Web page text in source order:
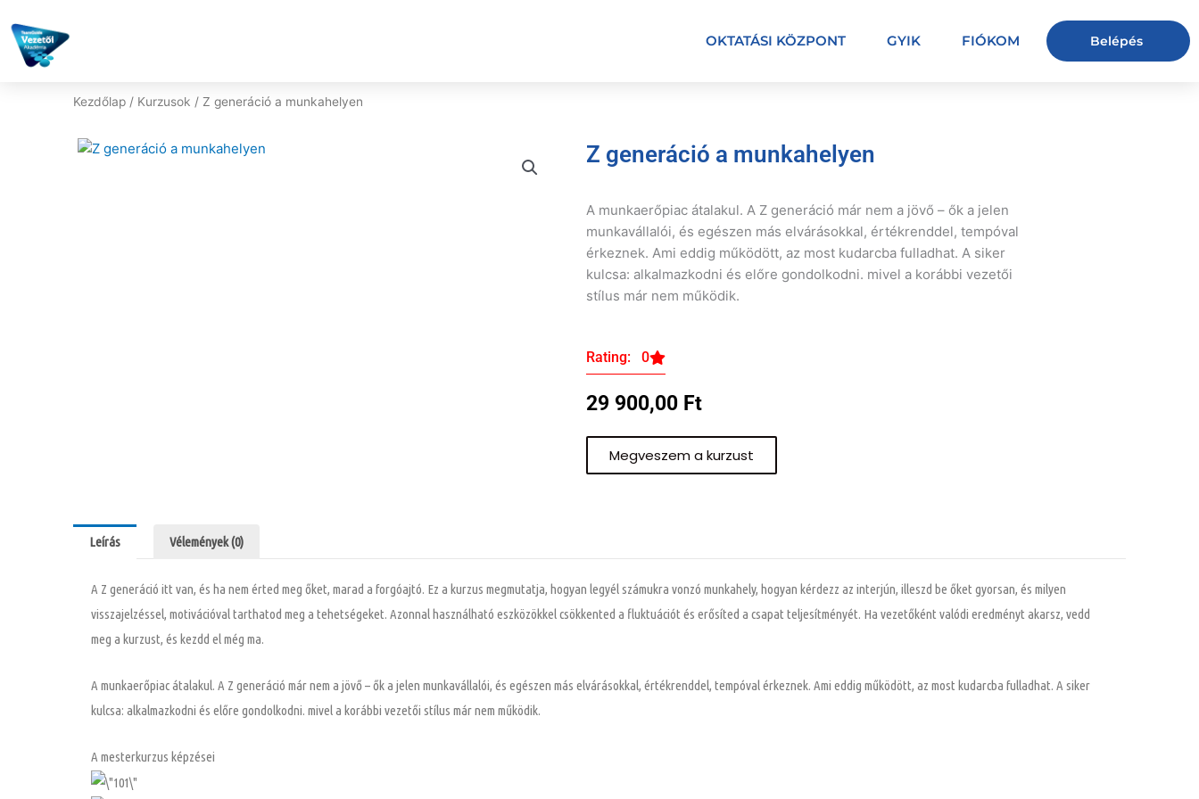
to
content
OKTATÁSI KÖZPONT GYIK FIÓKOM Belépés
Kezdőlap / Kurzusok / Z generáció a munkahelyen
Z generáció a munkahelyen
A munkaerőpiac átalakul. A Z generáció már nem a jövő – ők a jelen
munkavállalói, és egészen más elvárásokkal, értékrenddel, tempóval
érkeznek. Ami eddig működött, az most kudarcba fulladhat. A siker
kulcsa: alkalmazkodni és előre gondolkodni. mivel a korábbi vezetői
stílus már nem működik.
Rating: 0
29 900,00 Ft
Megveszem a kurzust
Leírás Vélemények (0)
A Z generáció itt van, és ha nem érted meg őket, marad a forgóajtó. Ez a kurzus megmutatja, hogyan legyél számukra vonzó munkahely, hogyan kérdezz az interjún, illeszd be őket gyorsan, és milyen
visszajelzéssel, motivációval tarthatod meg a tehetségeket. Azonnal használható eszközökkel csökkented a fluktuációt és erősíted a csapat teljesítményét. Ha vezetőként valódi eredményt akarsz, vedd
meg a kurzust, és kezdd el még ma.
A munkaerőpiac átalakul. A Z generáció már nem a jövő – ők a jelen munkavállalói, és egészen más elvárásokkal, értékrenddel, tempóval érkeznek. Ami eddig működött, az most kudarcba fulladhat. A siker
kulcsa: alkalmazkodni és előre gondolkodni. mivel a korábbi vezetői stílus már nem működik.
A mesterkurzus képzései